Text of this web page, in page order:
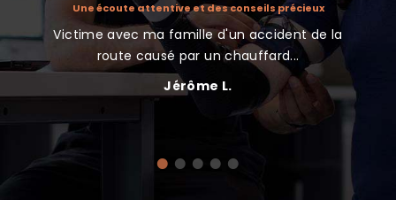
Une écoute attentive et des conseils précieux
Victime avec ma famille d'un accident de la
route causé par un chauffard...
Jérôme L.